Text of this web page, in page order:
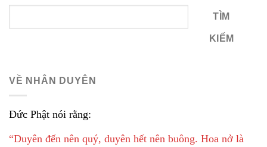
TÌM
KIẾM
VỀ NHÂN DUYÊN
Đức Phật nói rằng:
“Duyên đến nên quý, duyên hết nên buông. Hoa nở là